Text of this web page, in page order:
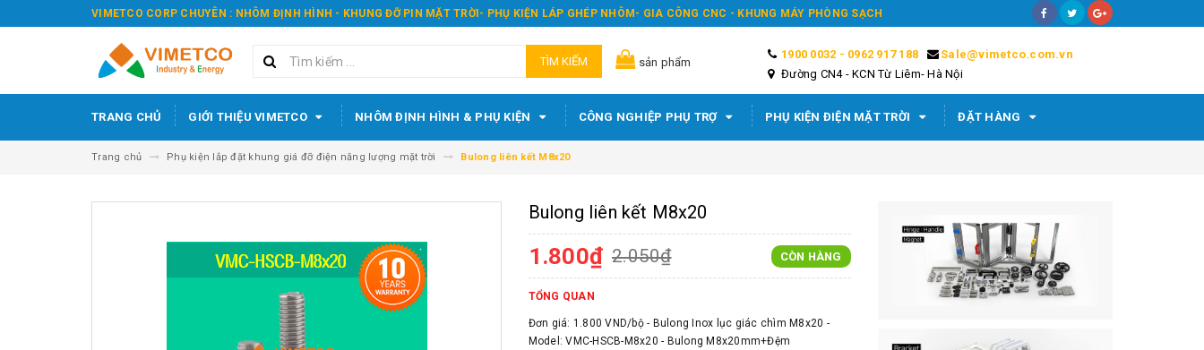
VIMETCO CORP CHUYÊN : NHÔM ĐỊNH HÌNH - KHUNG ĐỠ PIN MẶT TRỜI- PHỤ KIỆN LÁP GHÉP NHÔM- GIA CÔNG CNC - KHUNG MÁY PHÒNG SẠCH
TÌM KIẾM sản phẩm
1900 0032 - 0962 917 188
Sale@vimetco.com.vn
Đường CN4 - KCN Từ Liêm- Hà Nội
TRANG CHỦ GIỚI THIỆU VIMETCO NHÔM ĐỊNH HÌNH & PHỤ KIỆN CÔNG NGHIỆP PHỤ TRỢ PHỤ KIỆN ĐIỆN MẶT TRỜI ĐẶT HÀNG
Trang chủ Phụ kiện lắp đặt khung giá đỡ điện năng lượng mặt trời Bulong liên kết M8x20
Bulong liên kết M8x20
1.800₫ 2.050₫ CÒN HÀNG
TỔNG QUAN
Đơn giá: 1.800 VND/bộ - Bulong Inox lục giác chìm M8x20 -
Model: VMC-HSCB-M8x20 - Bulong M8x20mm+Đệm